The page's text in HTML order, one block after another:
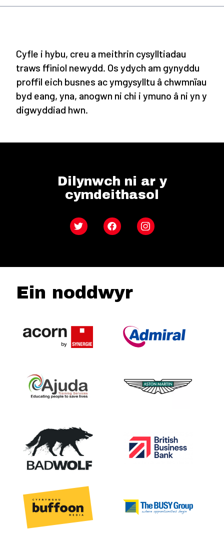
Cyfle i hybu, creu a meithrin cysylltiadau
traws ffiniol newydd. Os ydych am gynyddu
proffil eich busnes ac ymgysylltu â chwmnïau
byd eang, yna, anogwn ni chi i ymuno â ni yn y
digwyddiad hwn.
Dilynwch ni ar y
cymdeithasol
Twitter FacebookInstagram
Ein noddwyr